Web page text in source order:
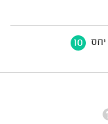
יחס 10